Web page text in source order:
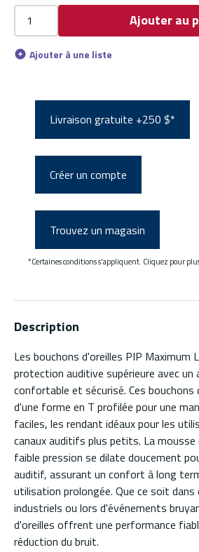
Ajouter au
Ajouter à une liste
Livraison gratuite +250 $*
Créer un compte
Trouvez un magasin
*Certaines conditions s'appliquent. Cliquez pour
Description
Les bouchons d'oreilles PIP
protection auditive supérieure avec un
confortable et sécurisé. Ces bouchons
d'une forme en T profilée pour une
faciles, les rendant idéaux pour les
canaux auditifs plus petits. La mousse
faible pression se dilate doucement
auditif, assurant un confort à long
utilisation prolongée. Que ce soit
industriels ou lors d'événements
d'oreilles offrent une performance
réduction du bruit.